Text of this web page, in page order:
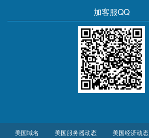
加客服QQ
美国域名 美国服务器动态 美国经济动态